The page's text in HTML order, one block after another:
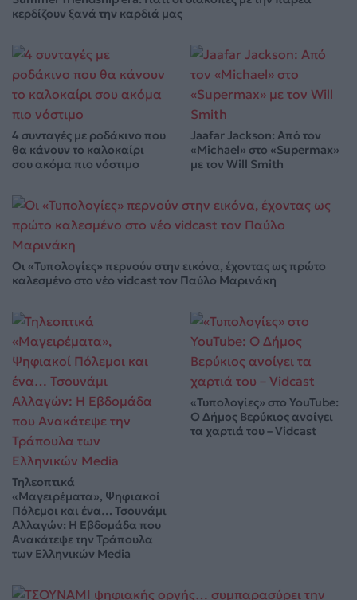
κερδίζουν ξανά την καρδιά μας
4 συνταγές με ροδάκινο που
θα κάνουν το καλοκαίρι
σου ακόμα πιο νόστιμο
Jaafar Jackson: Από τον
«Michael» στο «Supermax»
με τον Will Smith
Οι «Τυπολογίες» περνούν στην εικόνα, έχοντας ως πρώτο
καλεσμένο στο νέο vidcast τον Παύλο Μαρινάκη
Τηλεοπτικά
«Μαγειρέματα», Ψηφιακοί
Πόλεμοι και ένα… Τσουνάμι
Αλλαγών: Η Εβδομάδα που
Ανακάτεψε την Τράπουλα
των Ελληνικών Media
«Τυπολογίες» στο YouTube:
Ο Δήμος Βερύκιος ανοίγει
τα χαρτιά του – Vidcast